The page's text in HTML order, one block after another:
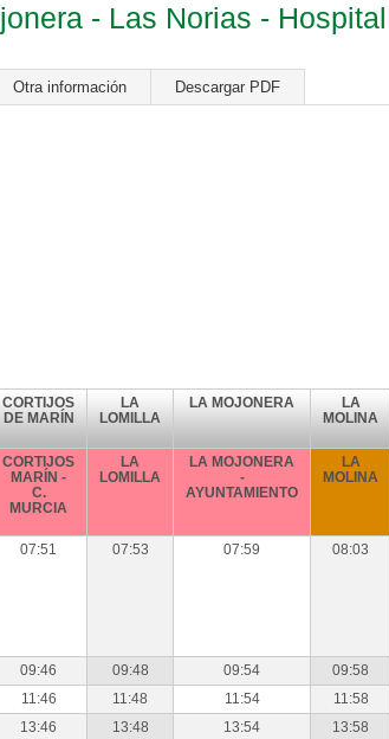
- Las Norias -
Otra información Descargar PDF
CORTIJOS
DE MARÍN
LA
LOMILLA
LA MOJONERA
LA
MOLINA
CORTIJOS
MARÍN -
C.
MURCIA
LA
LOMILLA
LA MOJONERA
-
AYUNTAMIENTO
LA
MOLINA
07:51 07:53 07:59 08:03
09:46 09:48 09:54 09:58
11:46 11:48 11:54 11:58
13:46 13:48 13:54 13:58